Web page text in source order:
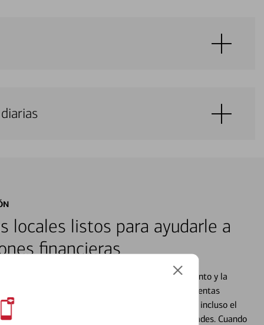
locales listos para ayudarle a
financieras
que se centran en proporcionar el asesoramiento y la
situación en su vida financiera. Desde sus cuentas
grandes compras, la planificación para su futuro, e incluso el
su futuro se mueve de acuerdo con sus necesidades. Cuando